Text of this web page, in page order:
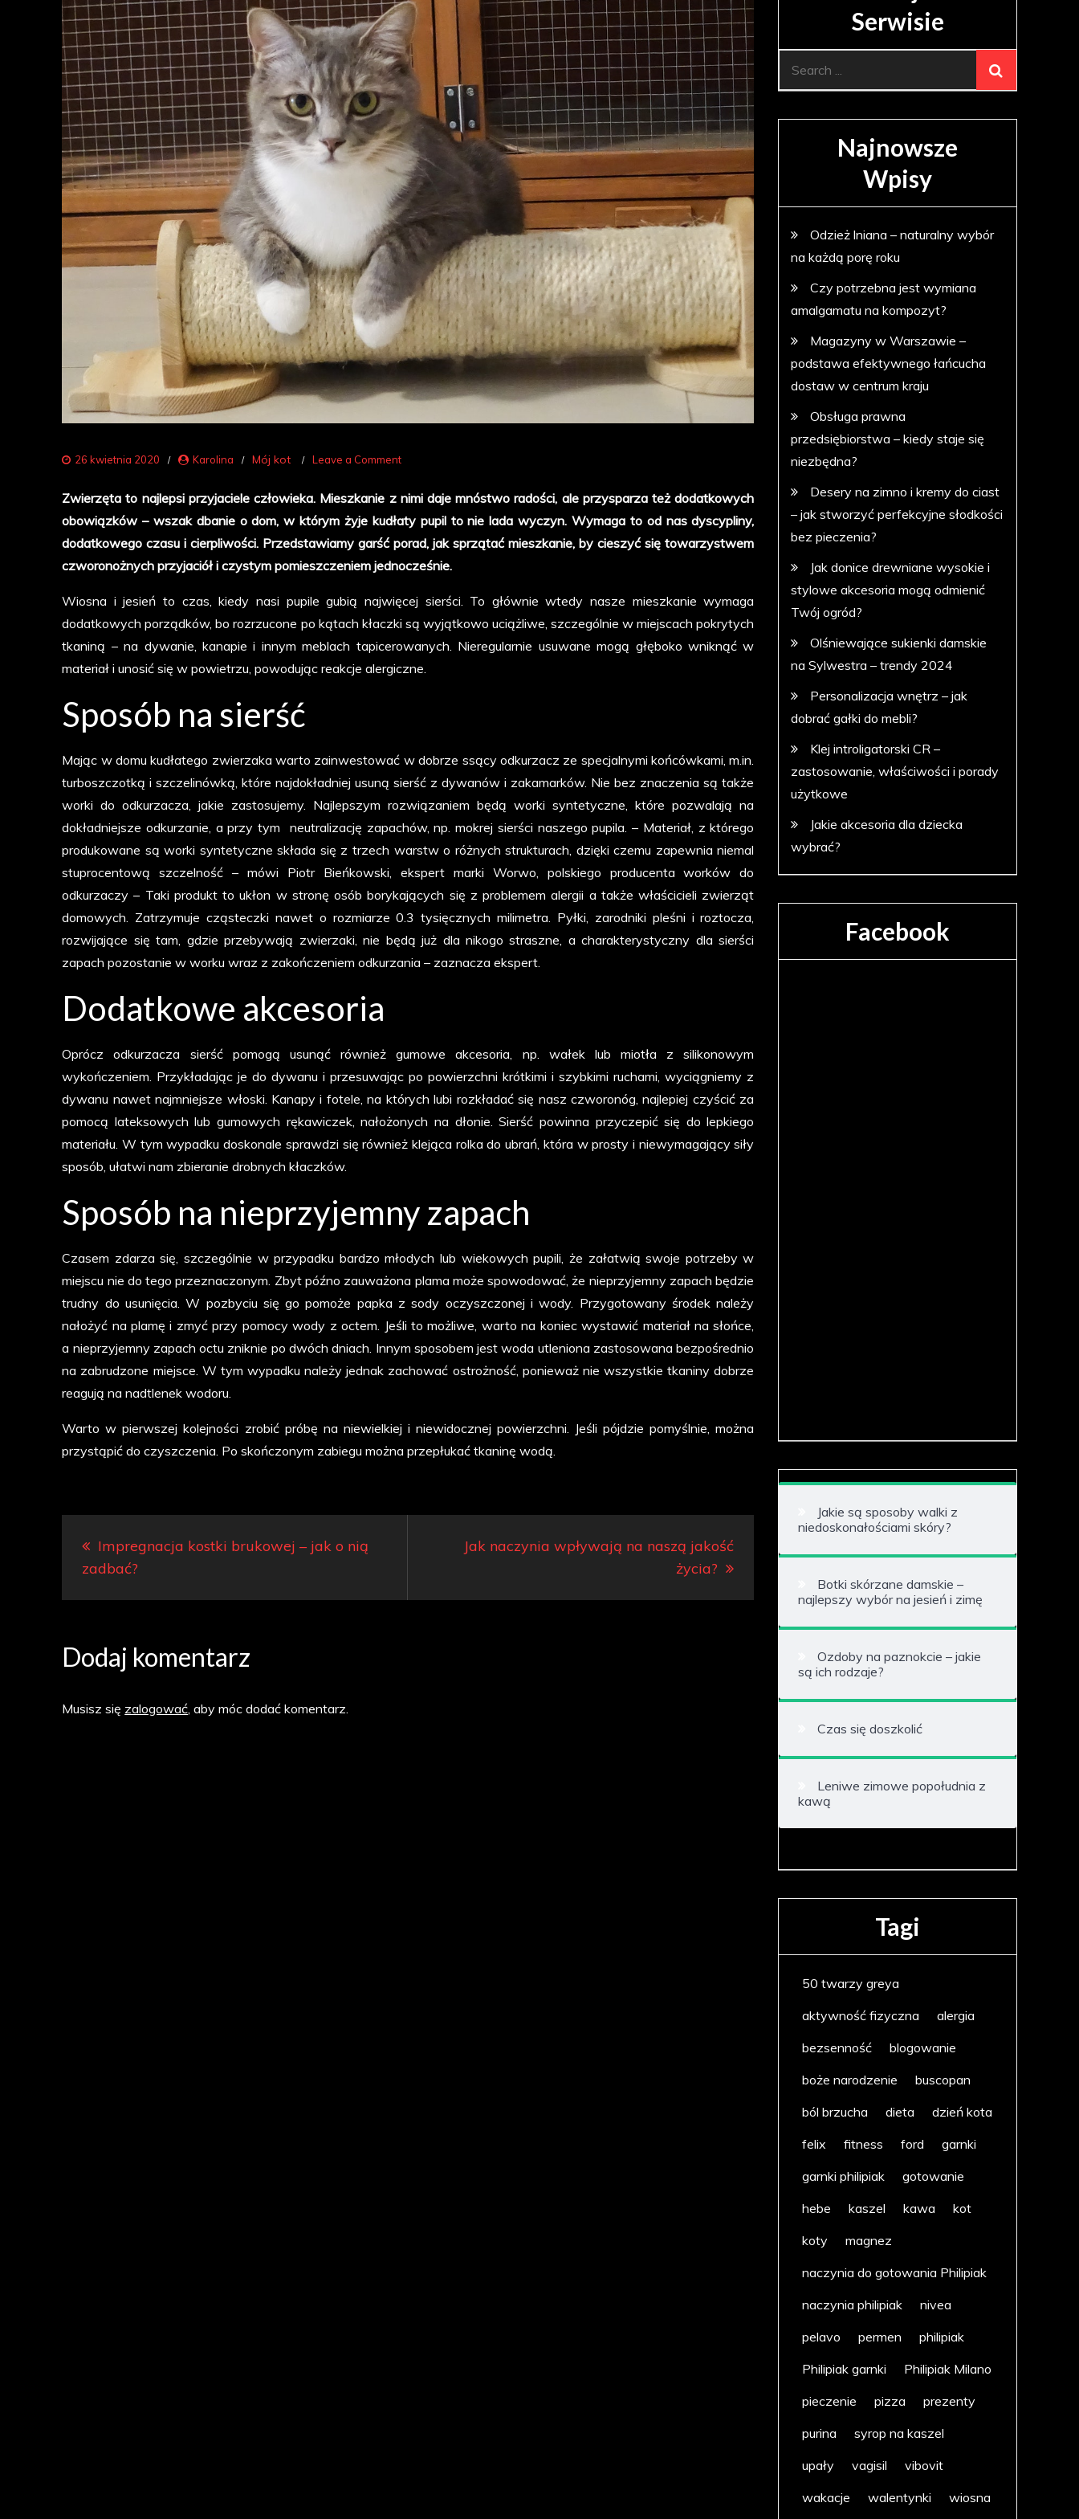
26 kwietnia 2020 Karolina Mój kot Leave a Commenton
sprzątać
mieszkanie,
w
którym
Zwierzęta to najlepsi przyjaciele człowieka. Mieszkanie z nimi daje mnóstwo radości, ale przysparza też dodatkowych
obowiązków – wszak dbanie o dom, w którym żyje kudłaty pupil to nie lada wyczyn. Wymaga to od nas dyscypliny,
dodatkowego czasu i cierpliwości. Przedstawiamy garść porad, jak sprzątać mieszkanie, by cieszyć się towarzystwem
czworonożnych przyjaciół i czystym pomieszczeniem jednocześnie.
Wiosna i jesień to czas, kiedy nasi pupile gubią najwięcej sierści. To głównie wtedy nasze mieszkanie wymaga
dodatkowych porządków, bo rozrzucone po kątach kłaczki są wyjątkowo uciążliwe, szczególnie w miejscach pokrytych
tkaniną – na dywanie, kanapie i innym meblach tapicerowanych. Nieregularnie usuwane mogą głęboko wniknąć w
materiał i unosić się w powietrzu, powodując reakcje alergiczne.
Sposób na sierść
Mając w domu kudłatego zwierzaka warto zainwestować w dobrze ssący odkurzacz ze specjalnymi końcówkami, m.in.
turboszczotką i szczelinówką, które najdokładniej usuną sierść z dywanów i zakamarków. Nie bez znaczenia są także
worki do odkurzacza, jakie zastosujemy. Najlepszym rozwiązaniem będą worki syntetyczne, które pozwalają na
dokładniejsze odkurzanie, a przy tym neutralizację zapachów, np. mokrej sierści naszego pupila. – Materiał, z którego
produkowane są worki syntetyczne składa się z trzech warstw o różnych strukturach, dzięki czemu zapewnia niemal
stuprocentową szczelność – mówi Piotr Bieńkowski, ekspert marki Worwo, polskiego producenta worków do
odkurzaczy – Taki produkt to ukłon w stronę osób borykających się z problemem alergii a także właścicieli zwierząt
domowych. Zatrzymuje cząsteczki nawet o rozmiarze 0.3 tysięcznych milimetra. Pyłki, zarodniki pleśni i roztocza,
rozwijające się tam, gdzie przebywają zwierzaki, nie będą już dla nikogo straszne, a charakterystyczny dla sierści
zapach pozostanie w worku wraz z zakończeniem odkurzania – zaznacza ekspert.
Dodatkowe akcesoria
Oprócz odkurzacza sierść pomogą usunąć również gumowe akcesoria, np. wałek lub miotła z silikonowym
wykończeniem. Przykładając je do dywanu i przesuwając po powierzchni krótkimi i szybkimi ruchami, wyciągniemy z
dywanu nawet najmniejsze włoski. Kanapy i fotele, na których lubi rozkładać się nasz czworonóg, najlepiej czyścić za
pomocą lateksowych lub gumowych rękawiczek, nałożonych na dłonie. Sierść powinna przyczepić się do lepkiego
materiału. W tym wypadku doskonale sprawdzi się również klejąca rolka do ubrań, która w prosty i niewymagający siły
sposób, ułatwi nam zbieranie drobnych kłaczków.
Sposób na nieprzyjemny zapach
Czasem zdarza się, szczególnie w przypadku bardzo młodych lub wiekowych pupili, że załatwią swoje potrzeby w
miejscu nie do tego przeznaczonym. Zbyt późno zauważona plama może spowodować, że nieprzyjemny zapach będzie
trudny do usunięcia. W pozbyciu się go pomoże papka z sody oczyszczonej i wody. Przygotowany środek należy
nałożyć na plamę i zmyć przy pomocy wody z octem. Jeśli to możliwe, warto na koniec wystawić materiał na słońce,
a nieprzyjemny zapach octu zniknie po dwóch dniach. Innym sposobem jest woda utleniona zastosowana bezpośrednio
na zabrudzone miejsce. W tym wypadku należy jednak zachować ostrożność, ponieważ nie wszystkie tkaniny dobrze
reagują na nadtlenek wodoru.
Warto w pierwszej kolejności zrobić próbę na niewielkiej i niewidocznej powierzchni. Jeśli pójdzie pomyślnie, można
przystąpić do czyszczenia. Po skończonym zabiegu można przepłukać tkaninę wodą.
Nawigacja
wpisu
Impregnacja kostki brukowej – jak o nią
zadbać?
Jak naczynia wpływają na naszą jakość
życia?
Dodaj komentarz
Musisz się zalogować , aby móc dodać komentarz.
Serwisie
Najnowsze
Wpisy
Odzież lniana – naturalny wybór
na każdą porę roku
Czy potrzebna jest wymiana
amalgamatu na kompozyt?
Magazyny w Warszawie –
podstawa efektywnego łańcucha
dostaw w centrum kraju
Obsługa prawna
przedsiębiorstwa – kiedy staje się
niezbędna?
Desery na zimno i kremy do ciast
– jak stworzyć perfekcyjne słodkości
bez pieczenia?
Jak donice drewniane wysokie i
stylowe akcesoria mogą odmienić
Twój ogród?
Olśniewające sukienki damskie
na Sylwestra – trendy 2024
Personalizacja wnętrz – jak
dobrać gałki do mebli?
Klej introligatorski CR –
zastosowanie, właściwości i porady
użytkowe
Jakie akcesoria dla dziecka
wybrać?
Facebook
Jakie są sposoby walki z
niedoskonałościami skóry?
Botki skórzane damskie –
najlepszy wybór na jesień i zimę
Ozdoby na paznokcie – jakie
są ich rodzaje?
Czas się doszkolić
Leniwe zimowe popołudnia z
kawą
Tagi
50 twarzy greya
aktywność fizyczna
alergia
bezsenność
blogowanie
boże narodzenie
buscopan
ból brzucha
dieta
dzień kota
felix
fitness ford
garnki
garnki philipiak
gotowanie
hebe
kaszel kawa
kot
koty
magnez
naczynia do gotowania Philipiak
naczynia philipiak
nivea
pelavo
permen
philipiak
Philipiak garnki
Philipiak Milano
pieczenie
pizza
prezenty
purina
syrop na kaszel
upały
vagisil
vibovit
wakacje
walentynki wiosna